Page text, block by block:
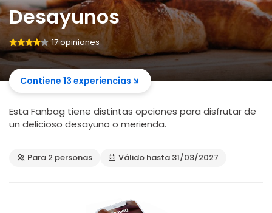
Desayunos
17 opiniones
Contiene 13 experiencias
Esta Fanbag tiene distintas opciones para disfrutar de
un delicioso desayuno o merienda.
Para 2 personas Válido hasta 31/03/2027